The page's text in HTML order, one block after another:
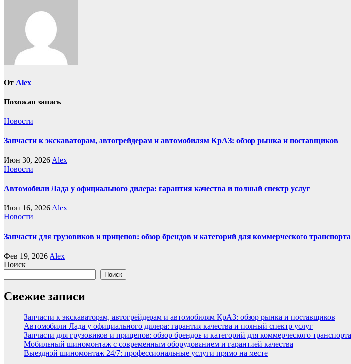
От Alex
Похожая запись
Новости
Запчасти к экскаваторам, автогрейдерам и автомобилям КрАЗ: обзор рынка и поставщиков
Июн 30, 2026 Alex
Новости
Автомобили Лада у официального дилера: гарантия качества и полный спектр услуг
Июн 16, 2026 Alex
Новости
Запчасти для грузовиков и прицепов: обзор брендов и категорий для коммерческого транспорта
Фев 19, 2026 Alex
Поиск
Поиск
Свежие записи
Запчасти к экскаваторам, автогрейдерам и автомобилям КрАЗ: обзор рынка и поставщиков
Автомобили Лада у официального дилера: гарантия качества и полный спектр услуг
Запчасти для грузовиков и прицепов: обзор брендов и категорий для коммерческого транспорта
Мобильный шиномонтаж с современным оборудованием и гарантией качества
Выездной шиномонтаж 24/7: профессиональные услуги прямо на месте